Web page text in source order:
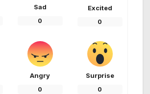
Sad
0
Excited
0
Angry
0
Surprise
0